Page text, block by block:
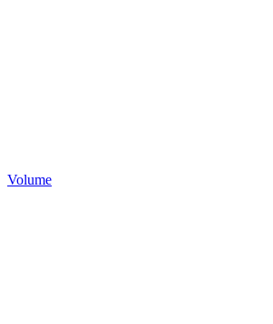
Volume